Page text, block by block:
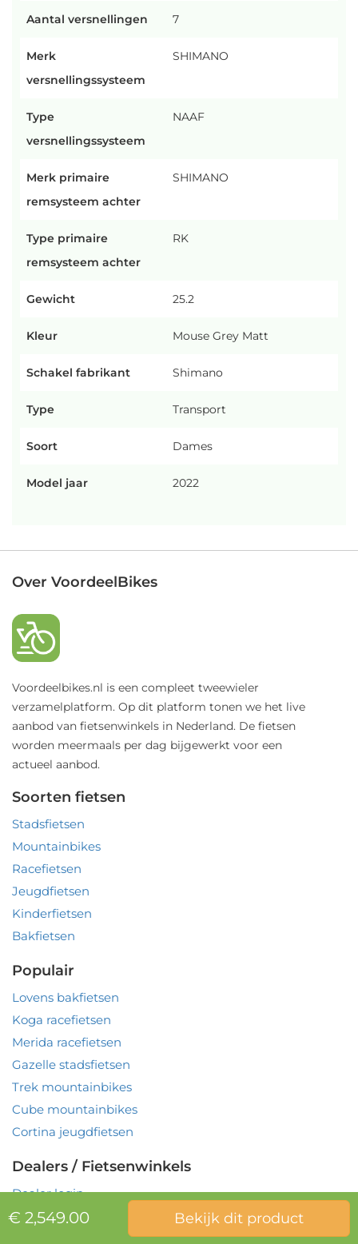
Aantal versnellingen 7
Merk
versnellingssysteem
SHIMANO
Type
versnellingssysteem
NAAF
Merk primaire
remsysteem achter
SHIMANO
Type primaire
remsysteem achter
RK
Gewicht 25.2
Kleur Mouse Grey Matt
Schakel fabrikant Shimano
Type Transport
Soort Dames
Model jaar 2022
€ 2,549.00 Bekijk dit product
Over VoordeelBikes
Voordeelbikes.nl is een compleet tweewieler
verzamelplatform. Op dit platform tonen we het live
aanbod van fietsenwinkels in Nederland. De fietsen
worden meermaals per dag bijgewerkt voor een
actueel aanbod.
Soorten fietsen
Stadsfietsen
Mountainbikes
Racefietsen
Jeugdfietsen
Kinderfietsen
Bakfietsen
Populair
Lovens bakfietsen
Koga racefietsen
Merida racefietsen
Gazelle stadsfietsen
Trek mountainbikes
Cube mountainbikes
Cortina jeugdfietsen
Dealers / Fietsenwinkels
Dealer login
© 2026